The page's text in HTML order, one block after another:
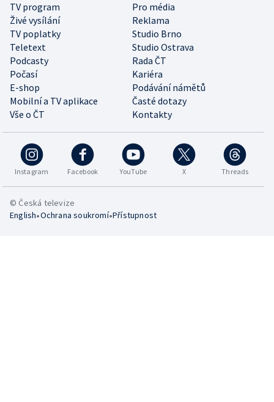
TV program
Pro média
Živé vysílání
Reklama
TV poplatky
Studio Brno
Teletext
Studio Ostrava
Podcasty
Rada ČT
Počasí
Kariéra
E-shop
Podávání námětů
Mobilní a TV aplikace
Časté dotazy
Vše o ČT
Kontakty
Instagram Facebook YouTube X Threads
© Česká televize
English•Ochrana soukromí•Přístupnost